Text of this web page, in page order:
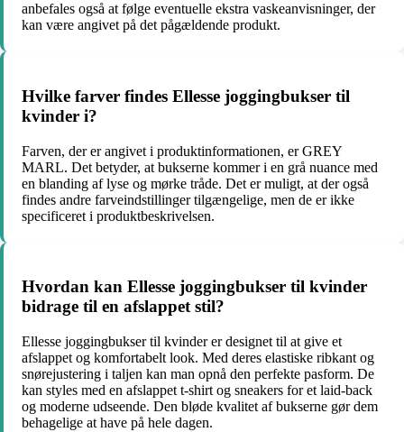
anbefales også at følge eventuelle ekstra vaskeanvisninger, der
kan være angivet på det pågældende produkt.
Hvilke farver findes Ellesse joggingbukser til
kvinder i?
Farven, der er angivet i produktinformationen, er GREY
MARL. Det betyder, at bukserne kommer i en grå nuance med
en blanding af lyse og mørke tråde. Det er muligt, at der også
findes andre farveindstillinger tilgængelige, men de er ikke
specificeret i produktbeskrivelsen.
Hvordan kan Ellesse joggingbukser til kvinder
bidrage til en afslappet stil?
Ellesse joggingbukser til kvinder er designet til at give et
afslappet og komfortabelt look. Med deres elastiske ribkant og
snørejustering i taljen kan man opnå den perfekte pasform. De
kan styles med en afslappet t-shirt og sneakers for et laid-back
og moderne udseende. Den bløde kvalitet af bukserne gør dem
behagelige at have på hele dagen.